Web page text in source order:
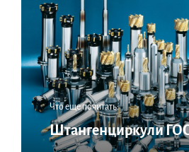
Что еще почитать:
Штангенциркули